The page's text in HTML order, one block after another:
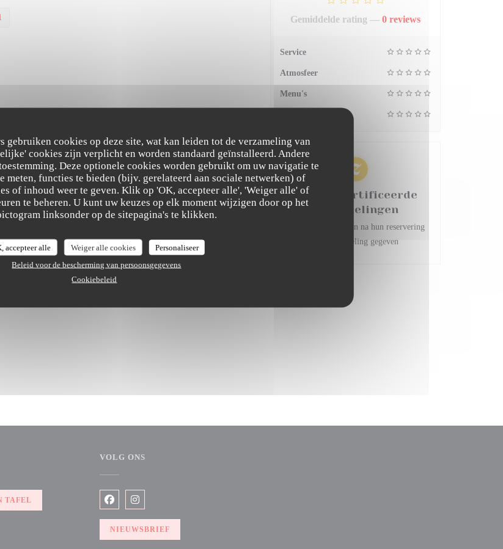
gebruiken cookies op deze site, wat kan leiden tot de verzameling van
cookies zijn verplicht en worden standaard geïnstalleerd. Andere
Deze optionele cookies worden gebruikt om uw navigatie te
meten, functies te bieden (bijv. gerelateerd aan sociale netwerken) of
of inhoud weer te geven. Klik op 'OK, accepteer alle', 'Weiger alle' of
te beheren. U kunt uw keuzes op elk moment wijzigen door op het
linksonder op de sitepagina's te klikken.
accepteer alle Weiger alle cookies
Personaliseer
Beleid voor de bescherming van persoonsgegevens
Cookiebeleid
Gemiddelde rating — 0 reviews
Service
Atmosfeer
Menu's
100% gecertificeerde
beoordelingen
Onze klanten hebben na hun reservering
een beoordeling gegeven
TAFEL
VOLG ONS
Facebook ((opent in een nieuw venster))
Instagram ((opent in een nieuw venster))
NIEUWSBRIEF
LILLOISES, BISTROT DE COPAINS !